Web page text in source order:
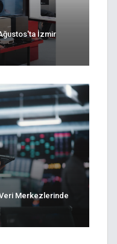
İzmir
Merkezlerinde